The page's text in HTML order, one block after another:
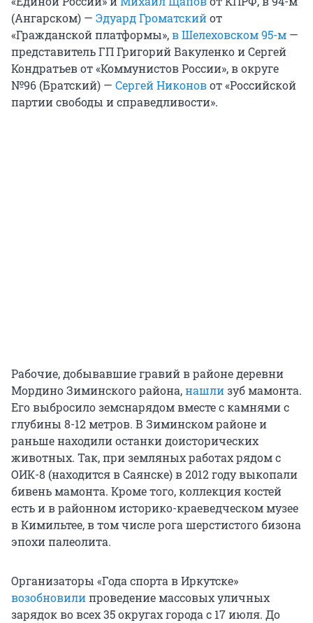
(Ангарском) — Эдуард Громатскийот
«Гражданской платформы»,в Шелеховском 95-м —
представитель ГП Григорий Вакуленко и Сергей
Кондратьев от «Коммунистов России», в округе
№96 (Братский) — Сергей Никоновот «Российской
партии свободы и справедливости».
Рабочие, добывавшие гравий в районе деревни
Мордино Зиминского района,нашлизуб мамонта.
Его выбросило земснарядом вместе с камнями с
глубины 8-12 метров. В Зиминском районе и
раньше находили останки доисторических
животных. Так, при земляных работах рядом с
ОИК-8 (находится в Саянске) в 2012 году выкопали
бивень мамонта. Кроме того, коллекция костей
есть и в районном историко-краеведческом музее
в Кимильтее, в том числе рога шерстистого бизона
эпохи палеолита.
Организаторы «Года спорта в Иркутске»
возобновилипроведение массовых уличных
зарядок во всех 35 округах города с 17 июля. До